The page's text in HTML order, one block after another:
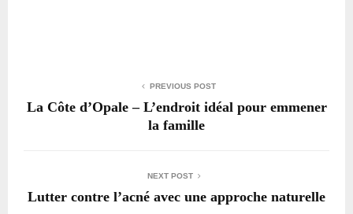
PREVIOUS POST
La Côte d’Opale – L’endroit idéal pour emmener
la famille
NEXT POST
Lutter contre l’acné avec une approche naturelle